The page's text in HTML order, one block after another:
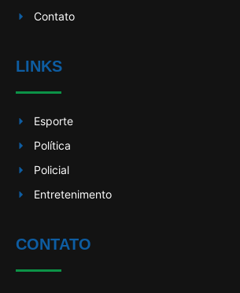
Contato
LINKS
Esporte
Política
Policial
Entretenimento
CONTATO